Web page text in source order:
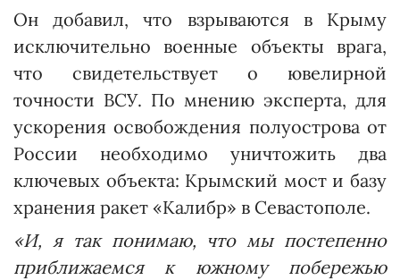
Он добавил, что взрываются в Крыму
исключительно военные объекты врага,
что свидетельствует о ювелирной
точности ВСУ. По мнению эксперта, для
ускорения освобождения полуострова от
России необходимо уничтожить два
ключевых объекта: Крымский мост и базу
хранения ракет «Калибр» в Севастополе.
«И, я так понимаю, что мы постепенно
приближаемся к южному побережью